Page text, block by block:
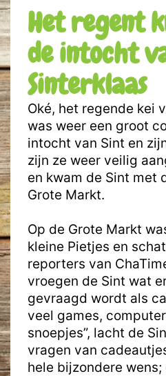
Het regent
de intocht
Sinterklaas
Oké, het regende kei
was weer een groot
intocht van Sint en
zijn ze weer veilig
en kwam de Sint met
Grote Markt.
Op de Grote Markt
kleine Pietjes en
reporters van
vroegen de Sint wat
gevraagd wordt als
veel games,
snoepjes”, lacht de
vragen van
hele bijzondere